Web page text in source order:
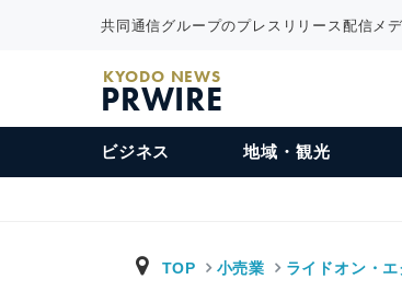
共同通信グループのプレスリリース配信メ
KYODO NEWS
PRWIRE
ビジネス 地域・観光
TOP 小売業 ライドオン・